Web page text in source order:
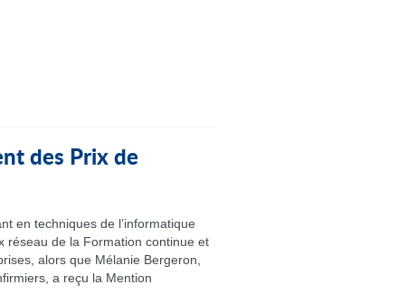
des Prix de
en techniques de l’informatique
réseau de la Formation continue et
alors que Mélanie Bergeron,
a reçu la Mention